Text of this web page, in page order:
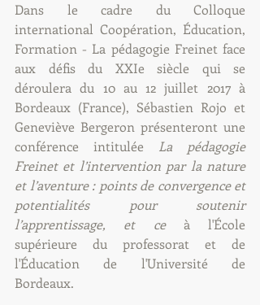
Dans le cadre du Colloque
international Coopération, Éducation,
Formation - La pédagogie Freinet face
aux défis du XXIe siècle qui se
déroulera du 10 au 12 juillet 2017 à
Bordeaux (France), Sébastien Rojo et
Geneviève Bergeron présenteront une
conférence intitulée La pédagogie
Freinet et l’intervention par la nature
et l’aventure : points de convergence et
potentialités pour soutenir
l’apprentissage, et ce à l'École
supérieure du professorat et de
l'Éducation de l'Université de
Bordeaux.